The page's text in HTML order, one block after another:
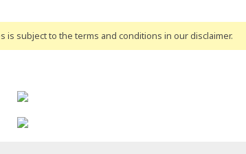
is subject to the terms and conditions in our disclaimer.